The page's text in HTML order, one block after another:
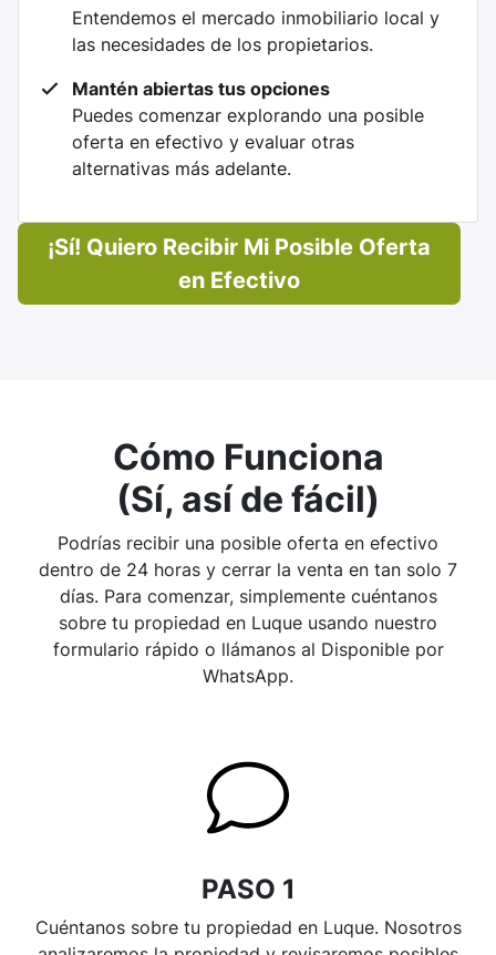
Entendemos el mercado inmobiliario local y
las necesidades de los propietarios.
Mantén abiertas tus opciones
Puedes comenzar explorando una posible
oferta en efectivo y evaluar otras
alternativas más adelante.
¡Sí! Quiero Recibir Mi Posible Oferta
en Efectivo
Cómo Funciona
(Sí, así de fácil)
Podrías recibir una posible oferta en efectivo
dentro de 24 horas y cerrar la venta en tan solo 7
días. Para comenzar, simplemente cuéntanos
sobre tu propiedad en Luque usando nuestro
formulario rápido o llámanos al Disponible por
WhatsApp.
PASO 1
Cuéntanos sobre tu propiedad en Luque. Nosotros